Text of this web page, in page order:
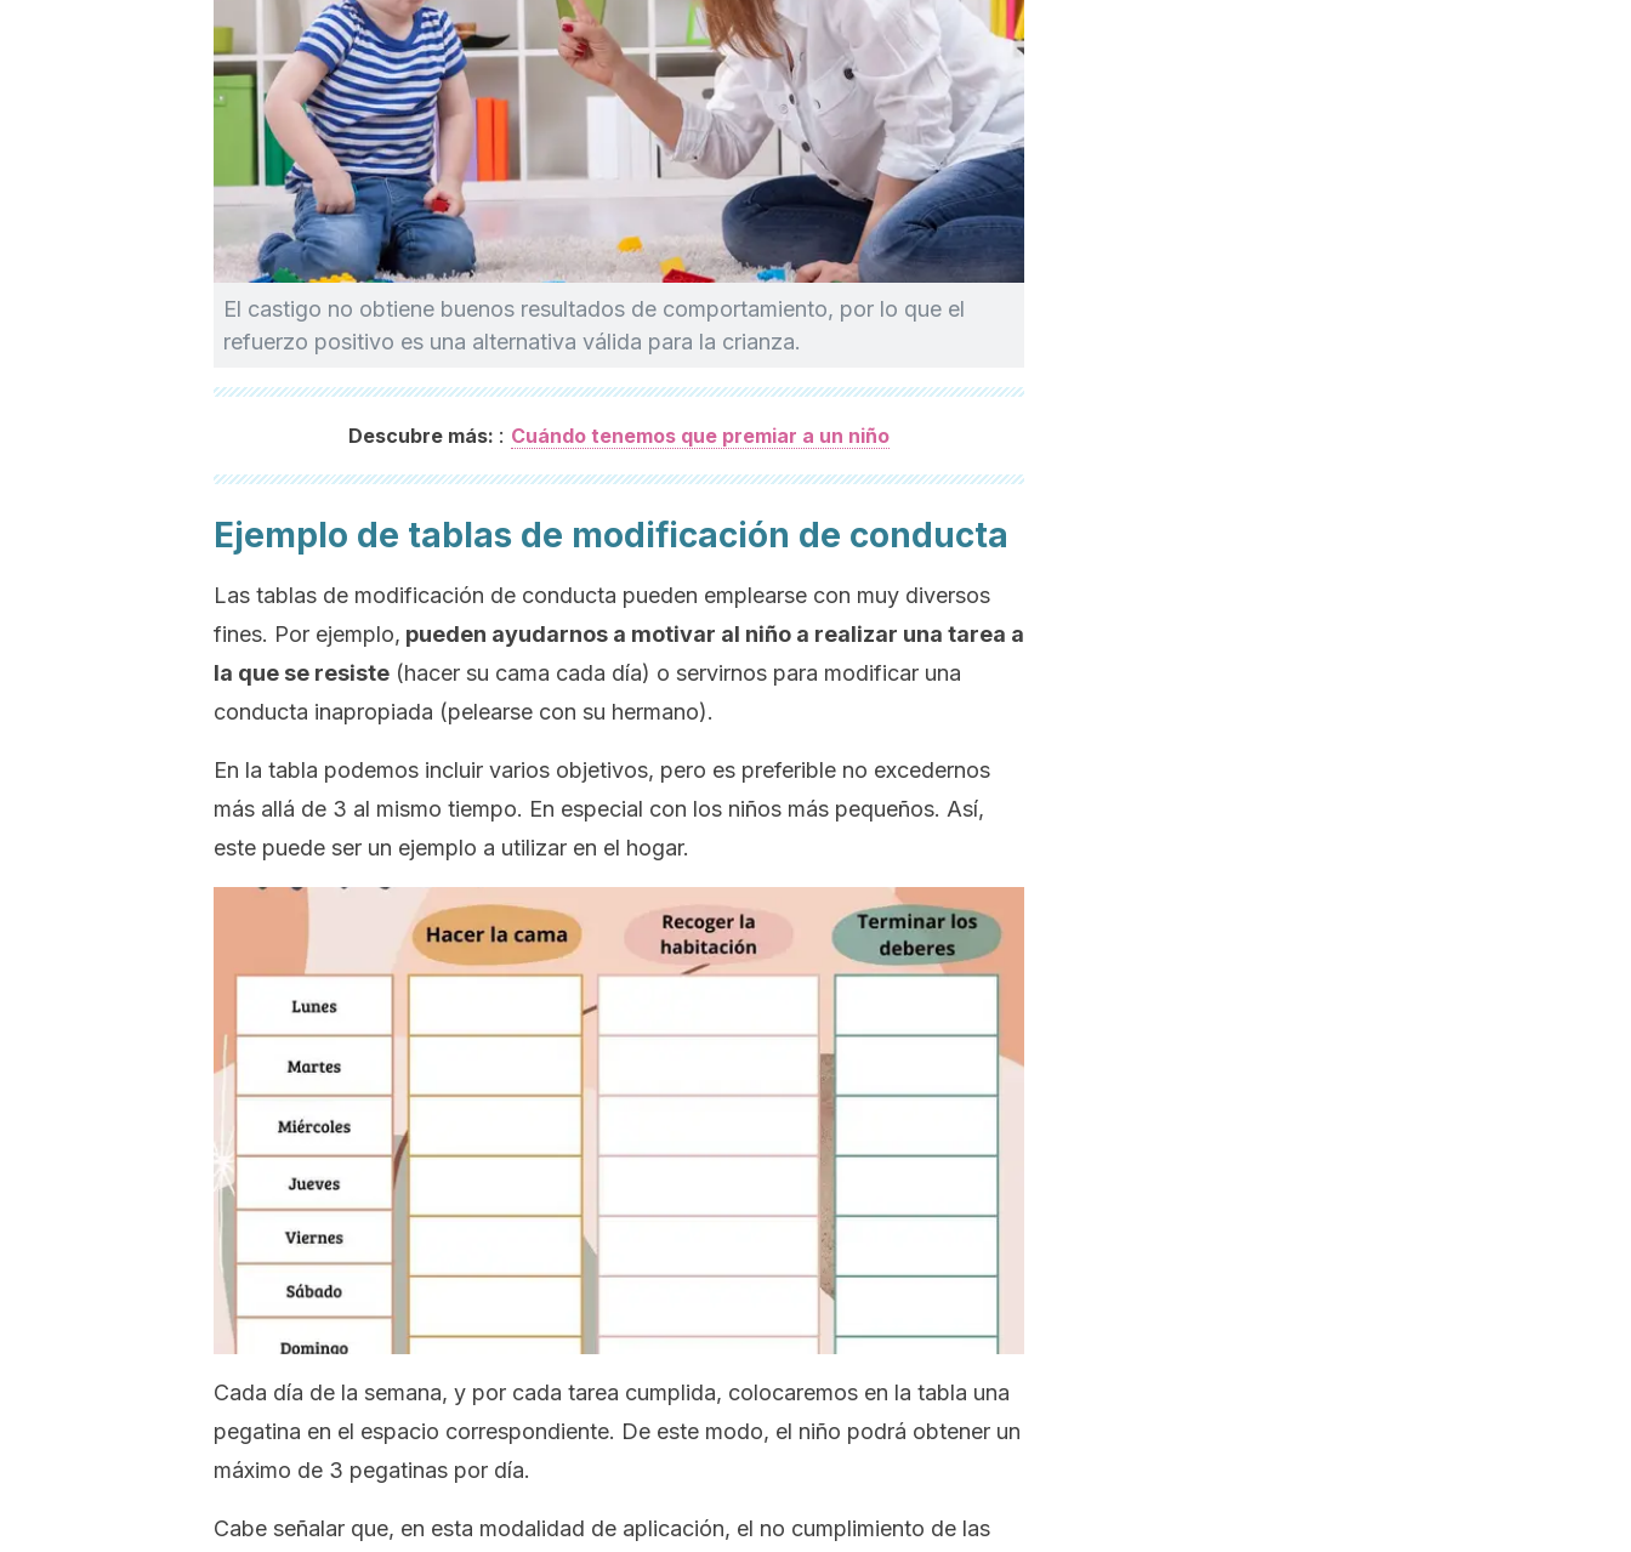
El castigo no obtiene buenos resultados de comportamiento, por lo que el
refuerzo positivo es una alternativa válida para la crianza.
Descubre más: : Cuándo tenemos que premiar a un niño
Ejemplo de tablas de modificación de conducta
Las tablas de modificación de conducta pueden emplearse con muy diversos
fines. Por ejemplo, pueden ayudarnos a motivar al niño a realizar una tarea a
la que se resiste (hacer su cama cada día) o servirnos para modificar una
conducta inapropiada (pelearse con su hermano).
En la tabla podemos incluir varios objetivos, pero es preferible no excedernos
más allá de 3 al mismo tiempo. En especial con los niños más pequeños. Así,
este puede ser un ejemplo a utilizar en el hogar.
Cada día de la semana, y por cada tarea cumplida, colocaremos en la tabla una
pegatina en el espacio correspondiente. De este modo, el niño podrá obtener un
máximo de 3 pegatinas por día.
Cabe señalar que, en esta modalidad de aplicación, el no cumplimiento de las